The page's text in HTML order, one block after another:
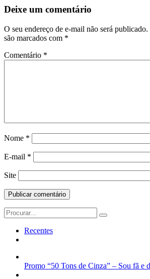
Deixe um comentário
O seu endereço de e-mail não será publicado.
são marcados com *
Comentário *
Nome *
E-mail *
Site
Search
for:
Recentes
Promo “50 Tons de Cinza” – Sou fã e